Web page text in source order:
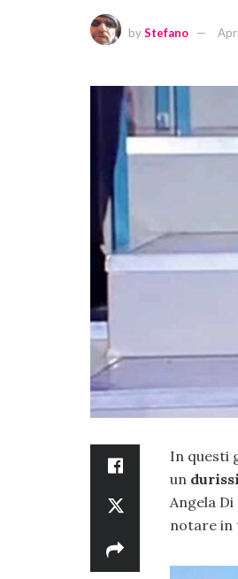
byStefano
In questi
un
Angela
notare in